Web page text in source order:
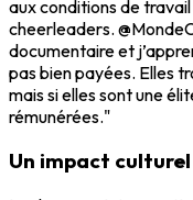
aux conditions de
cheerleaders.
documentaire et
pas bien payées. Elles
mais si elles sont une
rémunérées."
Un impact